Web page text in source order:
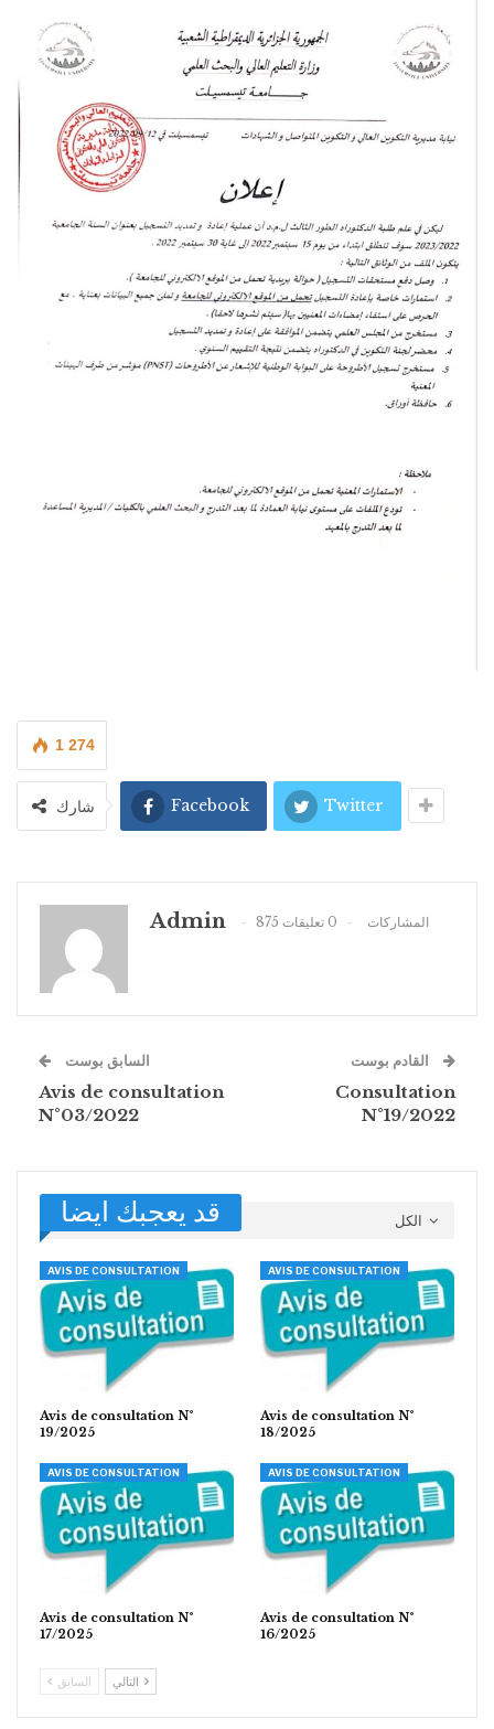
1 274
شارك Facebook Twitter
Admin 875 المشاركات 0 تعليقات
السابق بوست
Avis de consultation
N°03/2022
Consultation
N°19/2022
قد يعجبك ايضا
AVIS DE CONSULTATION
Avis de consultation N°
19/2025
AVIS DE CONSULTATION
Avis de consultation N°
18/2025
AVIS DE CONSULTATION
Avis de consultation N°
17/2025
AVIS DE CONSULTATION
Avis de consultation N°
16/2025
السابق